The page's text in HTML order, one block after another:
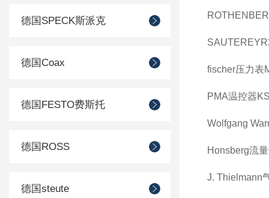
德国SPECK斯派克
德国Coax
德国FESTO费斯托
德国ROSS
德国steute
fischer压力表
PMA温控器
Wolfgang
Honsberg流
J. Thielmann